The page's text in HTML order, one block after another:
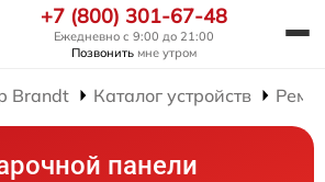
+7 (800) 301-67-48
Ежедневно с 9:00 до 21:00
Позвонить мне утром
Brandt Каталог устройств
панели